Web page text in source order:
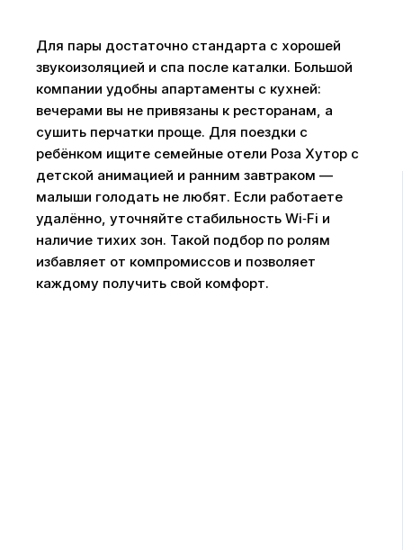
Для пары достаточно стандарта с хорошей
звукоизоляцией и спа после каталки. Большой
компании удобны апартаменты с кухней:
вечерами вы не привязаны к ресторанам, а
сушить перчатки проще. Для поездки с
ребёнком ищите семейные отели Роза Хутор с
детской анимацией и ранним завтраком —
малыши голодать не любят. Если работаете
удалённо, уточняйте стабильность Wi‑Fi и
наличие тихих зон. Такой подбор по ролям
избавляет от компромиссов и позволяет
каждому получить свой комфорт.